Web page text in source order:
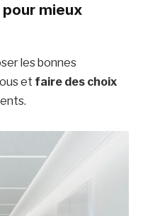
pour mieux
les bonnes
et faire des choix